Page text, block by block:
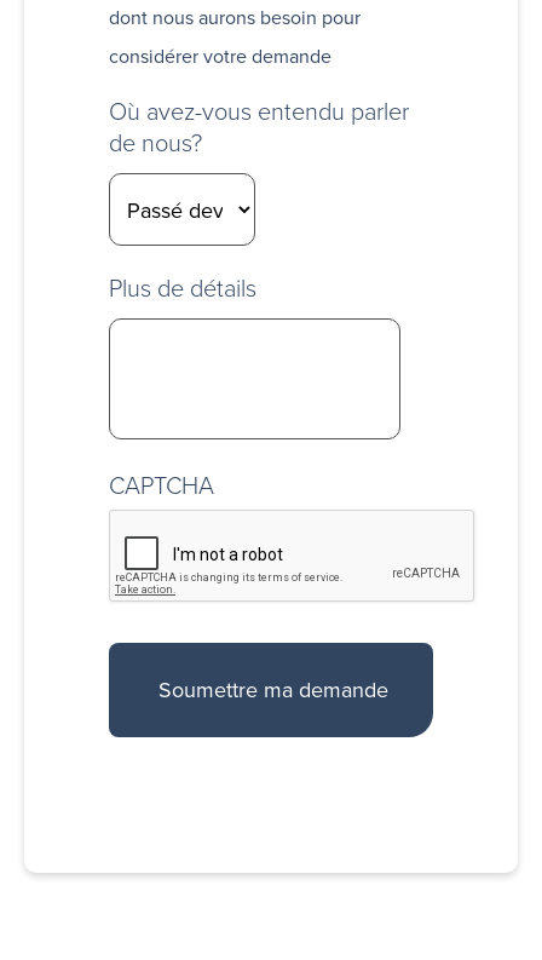
dont nous aurons besoin pour
considérer votre demande
Où avez-vous entendu parler
de nous?
Plus de détails
CAPTCHA